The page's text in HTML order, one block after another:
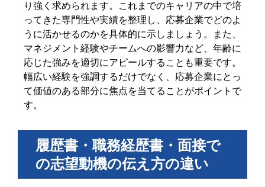
り強く求められます。これまでのキャリアの中で培
ってきた専門性や実績を整理し、応募企業でどのよ
うに活かせるのかを具体的に示しましょう。また、
マネジメント経験やチームへの影響力など、年齢に
応じた強みを適切にアピールすることも重要です。
幅広い経験を強調するだけでなく、応募企業にとっ
て価値のある部分に焦点を当てることがポイントで
す。
履歴書・職務経歴書・面接で
の志望動機の伝え方の違い